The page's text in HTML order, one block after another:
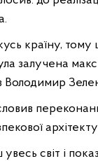
країну,
залучена
Володимир
світ і